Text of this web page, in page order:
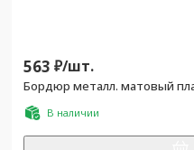
563 ₽/шт.
В наличии